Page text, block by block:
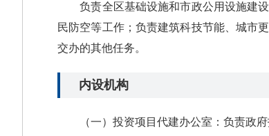
负责全区基础设施和市政公用设施建设
民防空等工作；负责建筑科技节能、城市
交办的其他任务。
内设机构
（一）投资项目代建办公室：负责政府